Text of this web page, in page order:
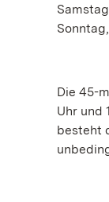
Die 45-
Uhr und
besteht